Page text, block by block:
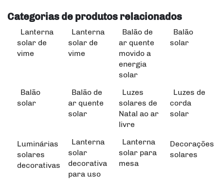
Categorias de produtos relacionados
Lanterna
solar de
vime
Lanterna
solar de
vime
Balão de
ar quente
movido a
energia
solar
Balão
solar
Balão
solar
Balão de
ar quente
solar
Luzes
solares de
Natal ao ar
livre
Luzes de
corda
solar
Luminárias
solares
decorativas
Lanterna
solar
decorativa
para uso
Lanterna
solar para
mesa
Decorações
solares